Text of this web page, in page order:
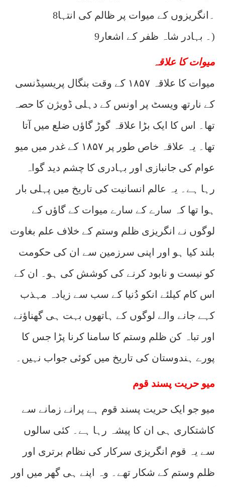
8۔انگریزوں کے میوات پر ظالم کی انتہا
9۔ بہادر شاہ ظفر کے اشعار)
میوات کا علاقہ
میوات کا علاقہ ۱۸۵۷ کے وقت بنگال پریسیڈنسی
کے نارتھ ویسٹ پر اونس کے دہلی ڈویژن کا حصہ
تھا۔ اس کا ایک بڑا علاقہ گوڑ گاؤں ضلع میں آتا
تھا۔ یہ علاقہ خاص طور پر ۱۸۵۷ کے غدر میں میو
عوام کی جانبازی اور بہادری کا چشم دید گواہ
رہا ہے۔ یہ عالم انسانیت کی تاریخ میں پہلی بار
ہوا تھا کہ سارے کے سارے میوات کے گاؤں کے
لوگوں نے انگریزی ظلم وستم کے خلاف علم بغاوت
بلند کیا ہو اور اپنی سرزمین سے ان کی حکومت
کو نیست و نابود کرنے کی کوشش کی ہو۔ ان کے
اس کام کیلئے انکو دُنیا کے سب سے زیادہ مہذب
کہے جانے والے لوگوں کے ہاتھوں بہت ہی گھناؤنے
اور تباہ کن ظلم وستم کا سامنا کرنا پڑا جس کا
پورے ہندوستان کی تاریخ میں کوئی جواب نہیں۔
میو حریت پسند قوم
میو جو ایک حریت پسند قوم ہے پرانے زمانے سے
کاشتکاری ہی ان کا پیشہ رہا ہے۔ کئی سالوں
سے یہ قوم انگریزی سرکار کی نظام برتری اور
ظلم وستم کے شکار تھے۔ وہ اپنے ہی گھر میں اور